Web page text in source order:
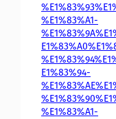
%E1%83%A1-
E1%83%94-
%E1%83%A1-